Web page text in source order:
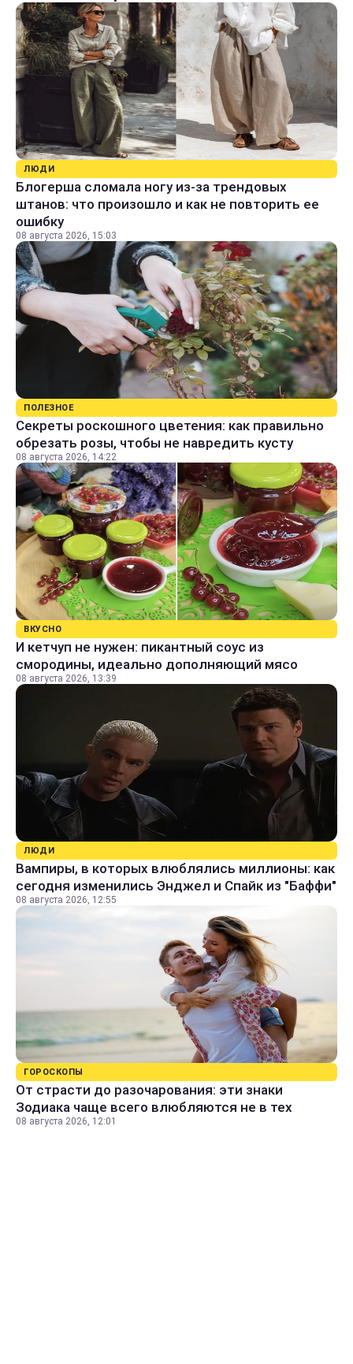
ЛЮДИ
Блогерша сломала ногу из-за трендовых
штанов: что произошло и как не повторить ее
ошибку
08 августа 2026, 15:03
ПОЛЕЗНОЕ
Секреты роскошного цветения: как правильно
обрезать розы, чтобы не навредить кусту
08 августа 2026, 14:22
ВКУСНО
И кетчуп не нужен: пикантный соус из
смородины, идеально дополняющий мясо
08 августа 2026, 13:39
ЛЮДИ
Вампиры, в которых влюблялись миллионы: как
сегодня изменились Энджел и Спайк из "Баффи"
08 августа 2026, 12:55
ГОРОСКОПЫ
От страсти до разочарования: эти знаки
Зодиака чаще всего влюбляются не в тех
08 августа 2026, 12:01